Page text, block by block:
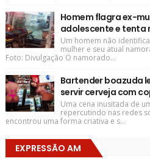
Homem flagra ex-
adolescente e tenta
Um homem não
mulher e seu atual
Foto: Divulgação O namorado...
Bartender boazuda
servir cerveja com
Uma cena inusitada de
repercutindo nas redes
encontrou uma forma criativa e s...
EXPRESSÃO AM